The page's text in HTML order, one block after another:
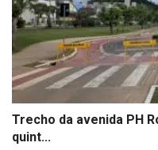
Trecho da avenida PH
quint...